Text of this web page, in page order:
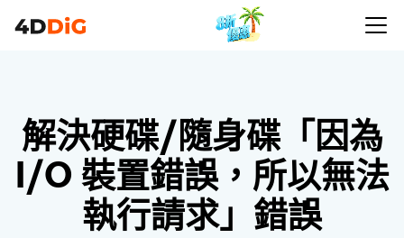
解決硬碟/隨身碟「因為
I/O 裝置錯誤，所以無法
執行請求」錯誤